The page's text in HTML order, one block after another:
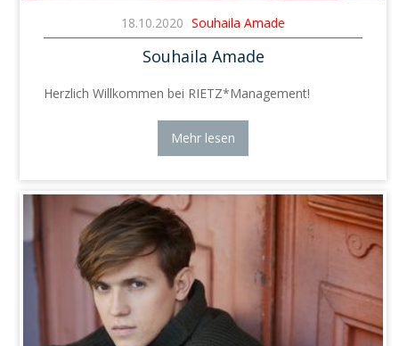
18.10.2020 Souhaila Amade
Souhaila Amade
Herzlich Willkommen bei RIETZ*Management!
Mehr lesen